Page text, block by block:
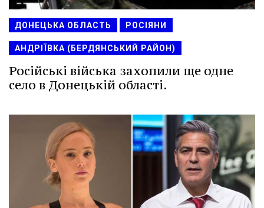
ДОНЕЦЬКА ОБЛАСТЬ РОСІЯНИ
АНДРІЇВКА (БЕРДЯНСЬКИЙ РАЙОН)
Російські війська захопили ще одне
село в Донецькій області.